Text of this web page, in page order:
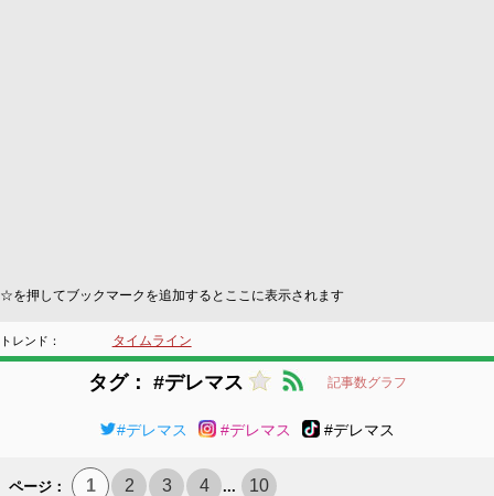
☆を押してブックマークを追加するとここに表示されます
タイムライン
トレンド：
タグ： #デレマス 記事数グラフ
#デレマス #デレマス #デレマス
ページ： 1 2 3 4 ... 10